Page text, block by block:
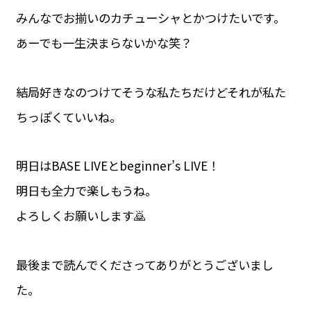
みんなでお揃いのカチューシャとかつけたいです。
あーでも一生決まらないかな笑？
結局好きなのつけてそうな私たちだけどそれが私た
ちっぽくていいね。
明日はBASE LIVEとbeginner’s LIVE！
明日も全力で楽しもうね。
よろしくお願いします🙇
最後まで読んでくださってありがとうございまし
た。